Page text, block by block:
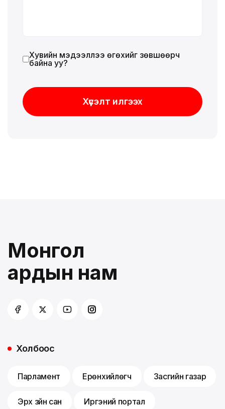
Хувийн мэдээллээ өгөхийг зөвшөөрч
байна уу?
Хүсэлт илгээх
Монгол
ардын нам
Холбоос
Парламент Ерөнхийлөгч Засгийн газар
Эрх зүйн сан Иргэний портал